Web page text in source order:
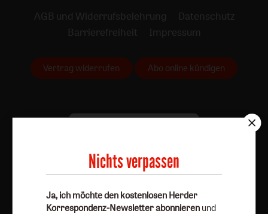
AGB und Widerrufsbelehrung
Datenschutz
Barrierefreiheit
Impressum
Vertrag widerrufen Abo online kündigen
Nach oben
Nichts verpassen
Ja, ich möchte den kostenlosen Herder
Korrespondenz-Newsletter abonnieren und